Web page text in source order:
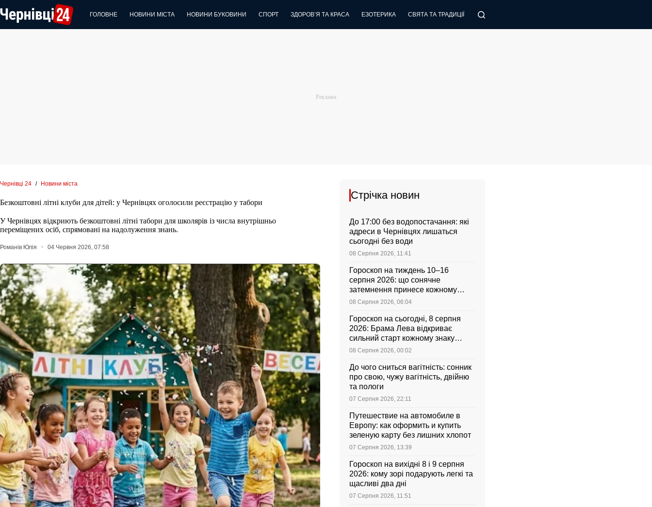
до
вмісту
ГОЛОВНЕ НОВИНИ МІСТА НОВИНИ БУКОВИНИ СПОРТ ЗДОРОВ’Я ТА КРАСА ЕЗОТЕРИКА СВЯТА ТА ТРАДИЦІЇ ПОРАДИ
Чернівці 24 / Новини міста
Безкоштовні літні клуби для дітей: у Чернівцях оголосили реєстрацію у табори
У Чернівцях відкриють безкоштовні літні табори для школярів із числа внутрішньо
переміщених осіб, спрямовані на надолуження знань.
Романів Юлія 04 Червня 2026, 07:58
Стрічка новин
До 17:00 без водопостачання: які
адреси в Чернівцях лишаться
сьогодні без води
08 Серпня 2026, 11:41
Гороскоп на тиждень 10–16
серпня 2026: що сонячне
затемнення принесе кожному
знаку зодіаку
08 Серпня 2026, 06:04
Гороскоп на сьогодні, 8 серпня
2026: Брама Лева відкриває
сильний старт кожному знаку
зодіаку
08 Серпня 2026, 00:02
До чого сниться вагітність: сонник
про свою, чужу вагітність, двійню
та пологи
07 Серпня 2026, 22:11
Путешествие на автомобиле в
Европу: как оформить и купить
зеленую карту без лишних хлопот
07 Серпня 2026, 13:39
Гороскоп на вихідні 8 і 9 серпня
2026: кому зорі подарують легкі та
щасливі два дні
07 Серпня 2026, 11:51